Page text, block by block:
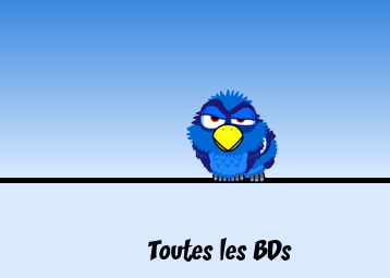
Toutes les BDs